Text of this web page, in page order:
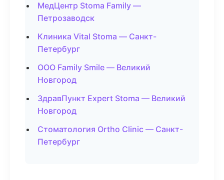
МедЦентр Stoma Family —
Петрозаводск
Клиника Vital Stoma — Санкт-
Петербург
ООО Family Smile — Великий
Новгород
ЗдравПункт Expert Stoma — Великий
Новгород
Стоматология Ortho Clinic — Санкт-
Петербург